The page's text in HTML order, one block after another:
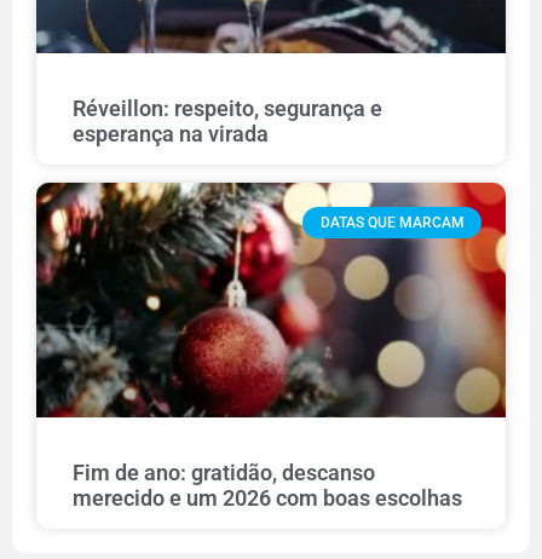
Réveillon: respeito, segurança e
esperança na virada
DATAS QUE MARCAM
Fim de ano: gratidão, descanso
merecido e um 2026 com boas escolhas